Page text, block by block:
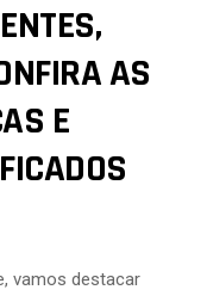
AS
E
vamos destacar